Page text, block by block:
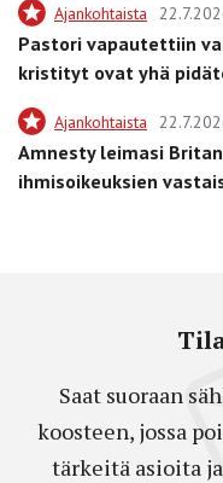
Ajankohtaista
Pastori vapautettiin
kristityt ovat yhä
Ajankohtaista
Amnesty leimasi
ihmisoikeuksien
Saat suoraan
koosteen, jossa
tärkeitä asioita